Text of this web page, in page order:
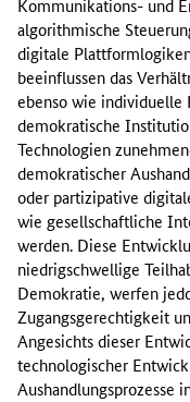
Kommunikations- und
algorithmische
digitale
beeinflussen das
ebenso wie individuelle
demokratische
Technologien
demokratischer
oder partizipative
wie gesellschaftliche
werden. Diese
niedrigschwellige
Demokratie, werfen
Zugangsgerechtigkeit
Angesichts dieser
technologischer
Aushandlungsprozesse